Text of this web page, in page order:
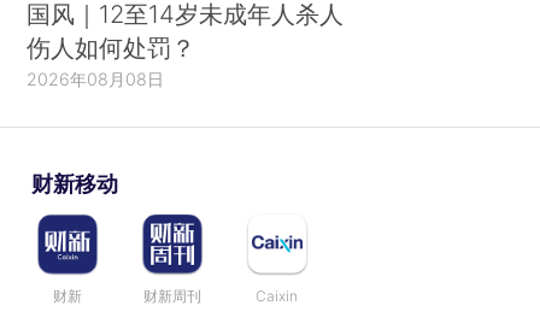
国风｜12至14岁未成年人杀人
伤人如何处罚？
2026年08月08日
财新移动
财新 财新周刊 Caixin